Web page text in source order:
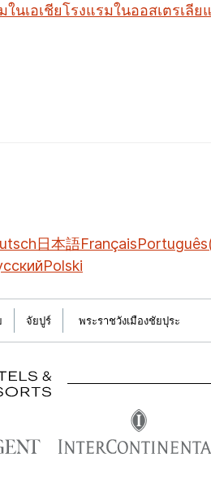
ในเอเชียโรงแรมในออสเตรเลีย
日本語Français
Polski
จัยปูร์ พระราชวังเมืองชัยปุระ